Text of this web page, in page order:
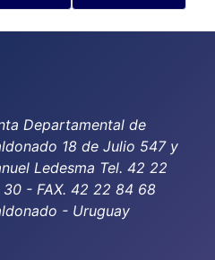
Departamental de
18 de Julio 547 y
Ledesma Tel. 42 22
30 - FAX. 42 22 84 68
- Uruguay